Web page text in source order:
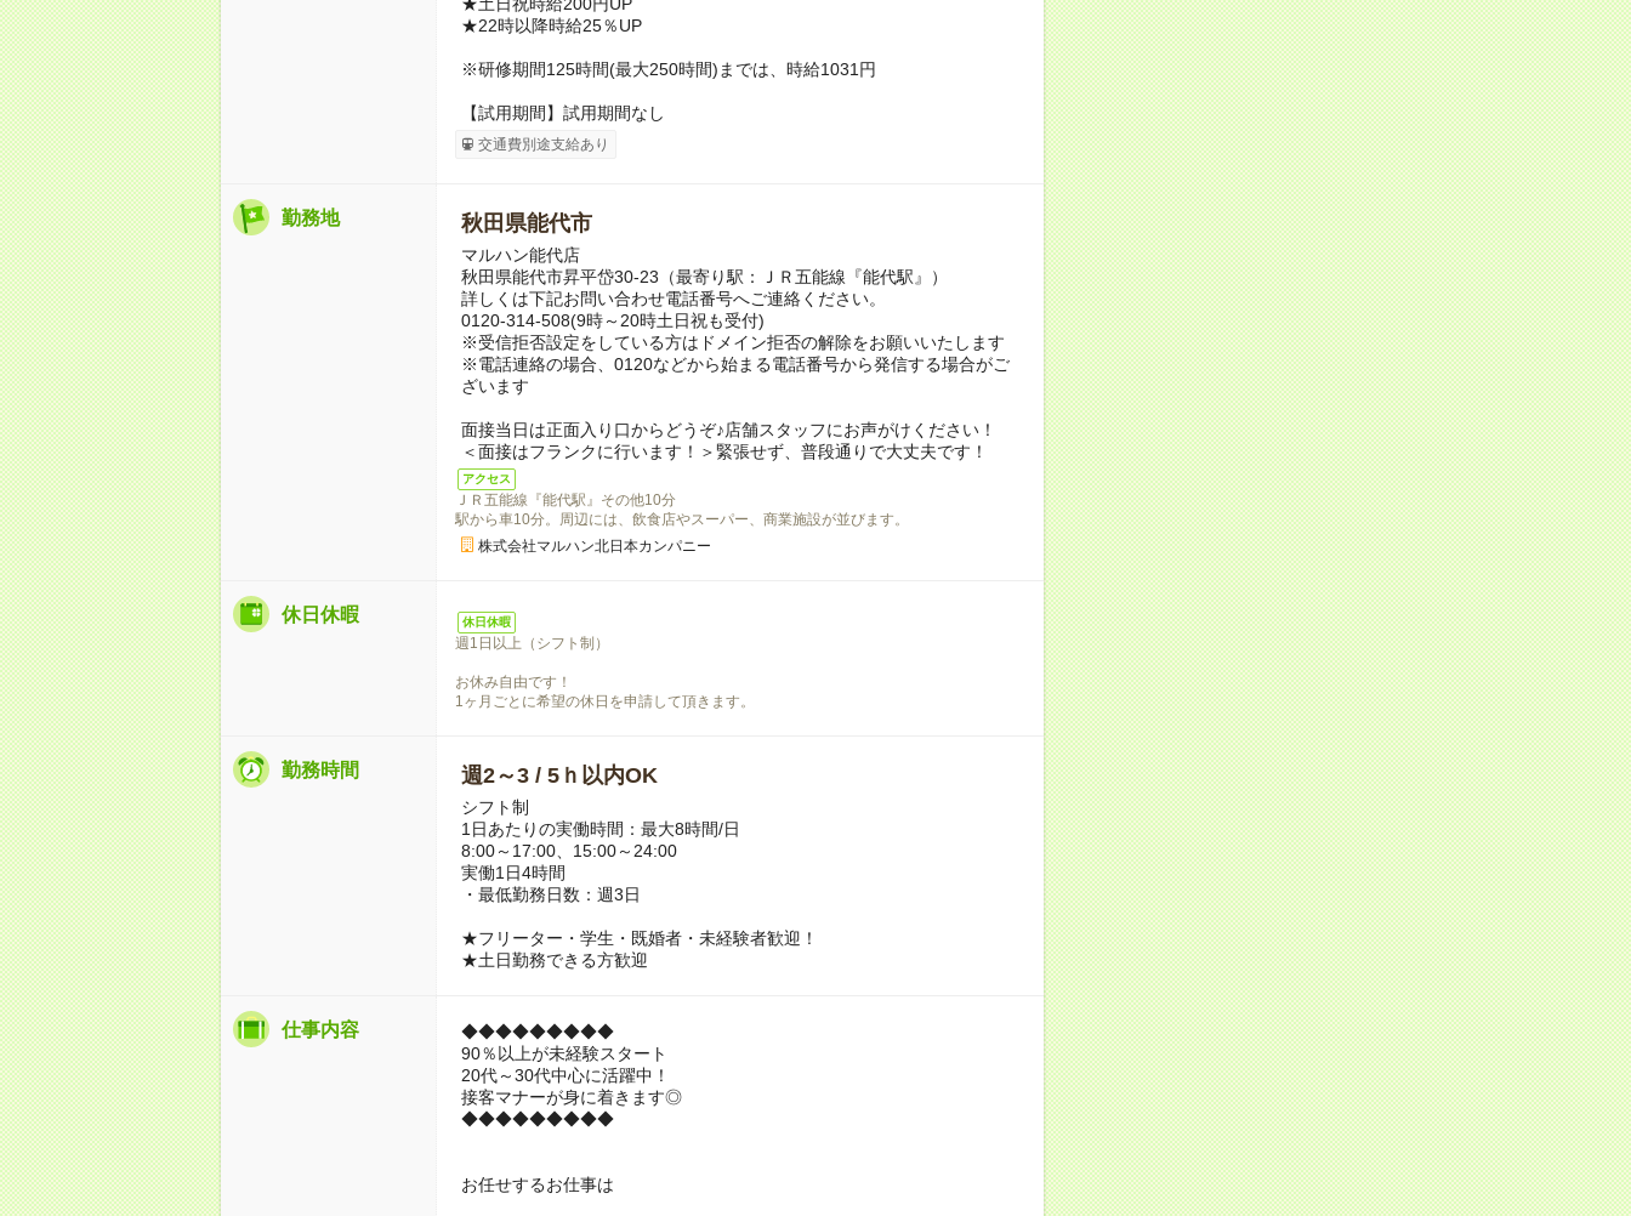
★22時以降時給25％UP
※研修期間125時間(最大250時間)までは、時給1031円
【試用期間】試用期間なし
交通費別途支給あり
勤務地 秋田県能代市
マルハン能代店
秋田県能代市昇平岱30-23（最寄り駅：ＪＲ五能線『能代駅』）
詳しくは下記お問い合わせ電話番号へご連絡ください。
0120-314-508(9時～20時土日祝も受付)
※受信拒否設定をしている方はドメイン拒否の解除をお願いいたします
※電話連絡の場合、0120などから始まる電話番号から発信する場合がご
ざいます
面接当日は正面入り口からどうぞ♪店舗スタッフにお声がけください！
＜面接はフランクに行います！＞緊張せず、普段通りで大丈夫です！
アクセス
ＪＲ五能線『能代駅』その他10分
駅から車10分。周辺には、飲食店やスーパー、商業施設が並びます。
株式会社マルハン北日本カンパニー
休日休暇 休日休暇
週1日以上（シフト制）
お休み自由です！
1ヶ月ごとに希望の休日を申請して頂きます。
勤務時間 週2～3 / 5ｈ以内OK
シフト制
1日あたりの実働時間：最大8時間/日
8:00～17:00、15:00～24:00
実働1日4時間
・最低勤務日数：週3日
★フリーター・学生・既婚者・未経験者歓迎！
★土日勤務できる方歓迎
仕事内容
◆◆◆◆◆◆◆◆◆
90％以上が未経験スタート
20代～30代中心に活躍中！
接客マナーが身に着きます◎
◆◆◆◆◆◆◆◆◆
お任せするお仕事は